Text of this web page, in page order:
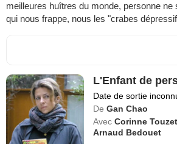
meilleures huîtres du monde, personne ne
qui nous frappe, nous les "crabes
L'Enfant de
Date de sortie
De Gan Chao
Avec Corinne Touzet
Arnaud Bedouet